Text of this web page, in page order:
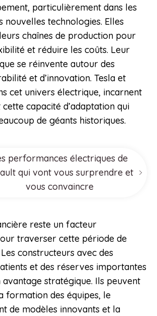
particulièrement dans les
nouvelles technologies. Elles
chaînes de production pour
et réduire les coûts. Leur
se réinvente autour des
et d’innovation. Tesla et
cet univers électrique, incarnent
capacité d’adaptation qui
de géants historiques.
performances électriques de
qui vont vous surprendre et
vous convaincre
reste un facteur
traverser cette période de
constructeurs avec des
et des réserves importantes
avantage stratégique. Ils peuvent
formation des équipes, le
de modèles innovants et la